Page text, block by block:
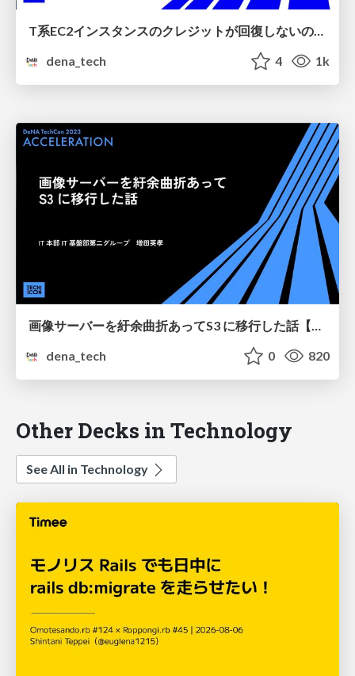
T系EC2インスタンスのクレジットが回復しないので困った話【DeNA TechCon 2023】
dena_tech
4 1k
画像サーバーを紆余曲折あってS3 に移行した話【DeNA TechCon 2023】
dena_tech
0 820
Other Decks in Technology
See All in Technology